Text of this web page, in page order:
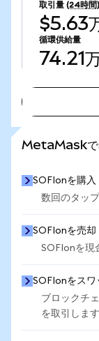
取引量 (24時間)
$5.63
循環供給量
74.21
MetaMaskで
SOFIonを購入
数回のタッ
SOFIonを売却
SOFIonを現
SOFIonをスワ
ブロックチ
を取引します